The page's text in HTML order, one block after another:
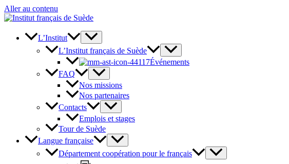
Aller au contenu
L’Institut
L’Institut français de Suède
Événements
FAQ
Nos missions
Nos partenaires
Contacts
Emplois et stages
Tour de Suède
Langue française
Département coopération pour le français